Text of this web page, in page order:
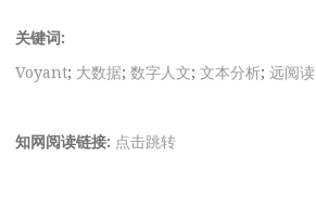
关键词:
Voyant; 大数据;数字人文;文本分析;远阅读
知网阅读链接: 点击跳转